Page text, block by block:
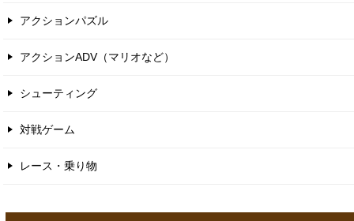
アクションパズル
アクションADV（マリオなど）
シューティング
対戦ゲーム
レース・乗り物